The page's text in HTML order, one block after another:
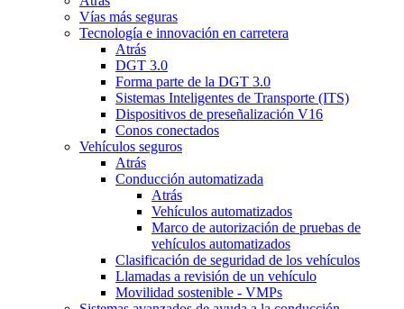
Vías más seguras
Tecnología e innovación en carretera
Atrás
DGT 3.0
Forma parte de la DGT 3.0
Sistemas Inteligentes de Transporte (ITS)
Dispositivos de preseñalización V16
Conos conectados
Vehículos seguros
Atrás
Conducción automatizada
Atrás
Vehículos automatizados
Marco de autorización de pruebas de
vehículos automatizados
Clasificación de seguridad de los vehículos
Llamadas a revisión de un vehículo
Movilidad sostenible - VMPs